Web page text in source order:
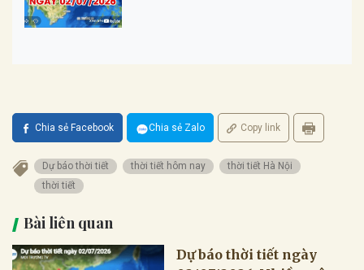
Chia sẻ Facebook Chia sẻ Zalo Copy link
Dự báo thời tiết thời tiết hôm nay
thời tiết Hà Nội
thời tiết
Bài liên quan
Dự báo thời tiết ngày